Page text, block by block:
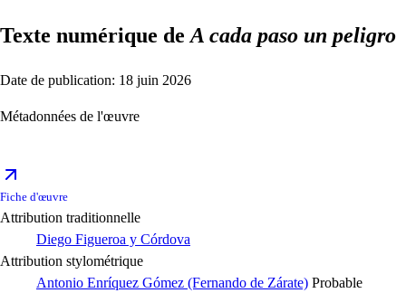
Texte numérique deA cada paso un peligro
Date de publication: 18 juin 2026
Métadonnées de l'œuvre
Fiche d'œuvre
Attribution traditionnelle
Diego Figueroa y Córdova
Attribution stylométrique
Antonio Enríquez Gómez (Fernando de Zárate) Probable